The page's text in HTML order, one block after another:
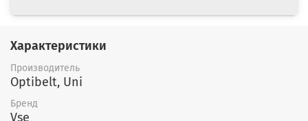
Характеристики
Производитель
Optibelt, Uni
Бренд
Vse